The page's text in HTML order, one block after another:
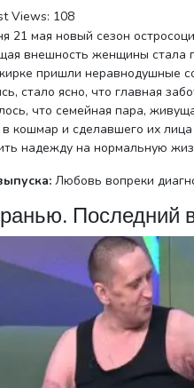
Views: 108
21 мая новый сезон
внешность женщины стала
пришли неравнодушные
стало ясно, что главная
что семейная пара,
кошмар и сделавшего их
надежду на нормальную
Любовь вопреки
Последний